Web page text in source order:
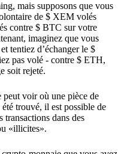
mais supposons que vous
de $ XEM volés
contre $ BTC sur votre
imaginez que vous
tentiez d’échanger le $
pas volé - contre $ ETH,
soit rejeté.
voir où une pièce de
trouvé, il est possible de
transactions dans des
«illicites».